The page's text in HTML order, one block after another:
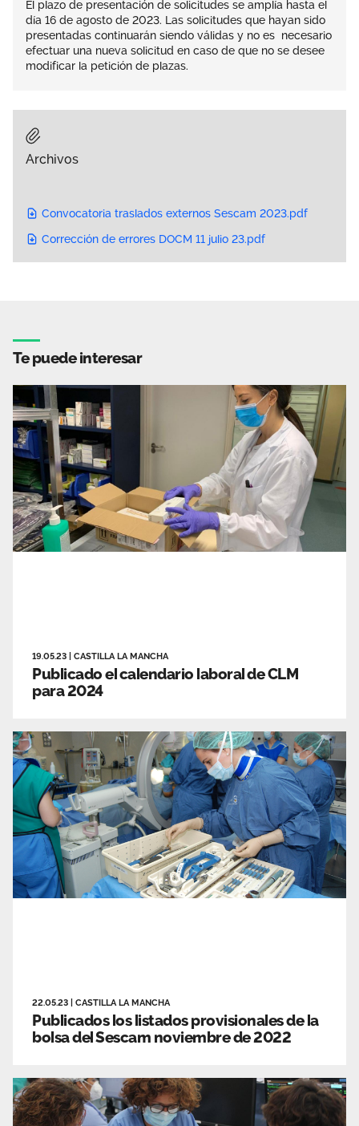
El plazo de presentación de solicitudes se amplía hasta el
día 16 de agosto de 2023. Las solicitudes que hayan sido
presentadas continuarán siendo válidas y no es necesario
efectuar una nueva solicitud en caso de que no se desee
modificar la petición de plazas.
Archivos
Convocatoria traslados externos Sescam 2023.pdf
Corrección de errores DOCM 11 julio 23.pdf
Te puede interesar
19.05.23 CASTILLA LA MANCHA
Publicado el calendario laboral de CLM
para 2024
22.05.23 CASTILLA LA MANCHA
Publicados los listados provisionales de la
bolsa del Sescam noviembre de 2022